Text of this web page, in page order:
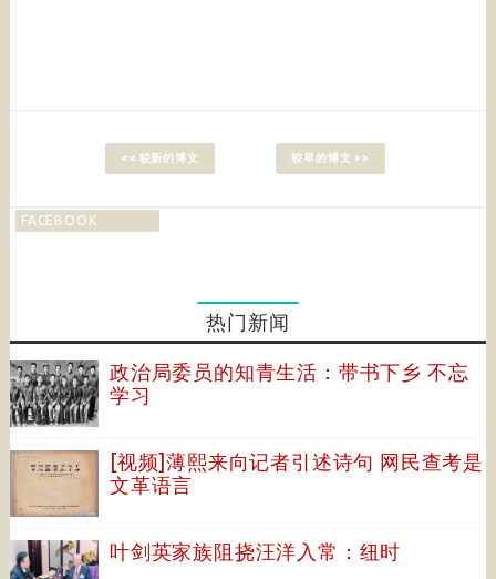
<< 较新的博文 较早的博文 >>
FACEBOOK
热门新闻
政治局委员的知青生活：带书下乡 不忘
学习
[视频]薄熙来向记者引述诗句 网民查考是
文革语言
叶剑英家族阻挠汪洋入常：纽时